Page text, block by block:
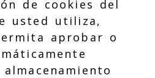
de cookies del
usted utiliza,
aprobar o